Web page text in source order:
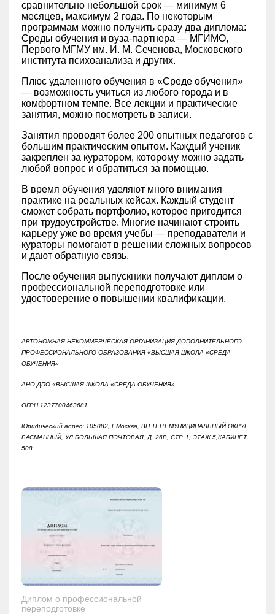
сравнительно небольшой срок — минимум 6
месяцев, максимум 2 года. По некоторым
программам можно получить сразу два диплома:
Среды обучения и вуза-партнера — МГИМО,
Первого МГМУ им. И. М. Сеченова, Московского
института психоанализа и других.
Плюс удаленного обучения в «Среде обучения»
— возможность учиться из любого города и в
комфортном темпе. Все лекции и практические
занятия, можно посмотреть в записи.
Занятия проводят более 200 опытных педагогов с
большим практическим опытом. Каждый ученик
закреплен за куратором, которому можно задать
любой вопрос и обратиться за помощью.
В время обучения уделяют много внимания
практике на реальных кейсах. Каждый студент
сможет собрать портфолио, которое пригодится
при трудоустройстве. Многие начинают строить
карьеру уже во время учебы — преподаватели и
кураторы помогают в решении сложных вопросов
и дают обратную связь.
После обучения выпускники получают диплом о
профессиональной переподготовке или
удостоверение о повышении квалификации.
АВТОНОМНАЯ НЕКОММЕРЧЕСКАЯ ОРГАНИЗАЦИЯ ДОПОЛНИТЕЛЬНОГО
ПРОФЕССИОНАЛЬНОГО ОБРАЗОВАНИЯ «ВЫСШАЯ ШКОЛА «СРЕДА
ОБУЧЕНИЯ»
АНО ДПО «ВЫСШАЯ ШКОЛА «СРЕДА ОБУЧЕНИЯ»
ОГРН 1237700463681
Юридический адрес: 105082, Г.Москва, ВН.ТЕР.Г.МУНИЦИПАЛЬНЫЙ ОКРУГ
БАСМАННЫЙ, УЛ БОЛЬШАЯ ПОЧТОВАЯ, Д. 26В, СТР. 1, ЭТАЖ 5,КАБИНЕТ
508
Диплом о профессиональной
переподготовке